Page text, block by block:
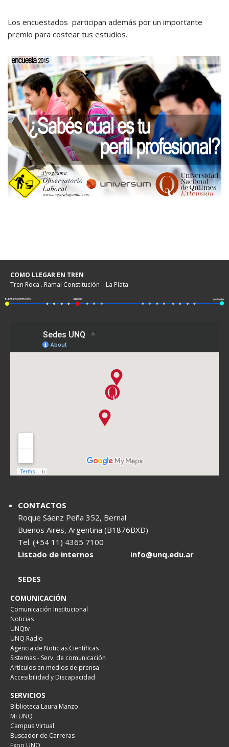
Los encuestados participan además por un importante
premio para costear tus estudios.
COMO LLEGAR EN TREN
Tren Roca . Ramal Constitución – La Plata
CONTACTOS
Roque Sáenz Peña 352, Bernal
Buenos Aires, Argentina (B1876BXD)
Tel. (+54 11) 4365 7100
Listado de internos
info@unq.edu.ar
SEDES
COMUNICACIÓN
Comunicación Institucional
Noticias
UNQtv
UNQ Radio
Agencia de Noticias Científicas
Sistemas - Serv. de comunicación
Artículos en medios de prensa
Accesibilidad y Discapacidad
SERVICIOS
Biblioteca Laura Manzo
Mi UNQ
Campus Virtual
Buscador de Carreras
Expo UNQ